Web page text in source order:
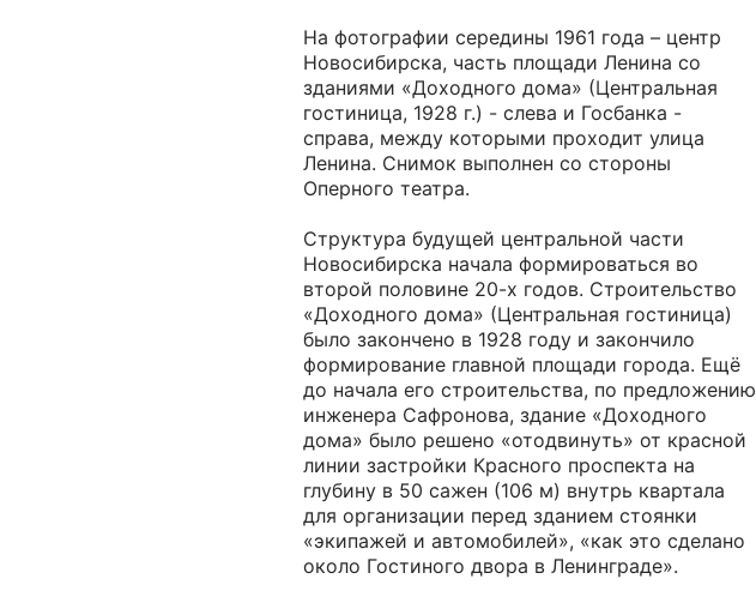
На фотографии середины 1961 года – центр
Новосибирска, часть площади Ленина со
зданиями «Доходного дома» (Центральная
гостиница, 1928 г.) - слева и Госбанка -
справа, между которыми проходит улица
Ленина. Снимок выполнен со стороны
Оперного театра.
Структура будущей центральной части
Новосибирска начала формироваться во
второй половине 20-х годов. Строительство
«Доходного дома» (Центральная гостиница)
было закончено в 1928 году и закончило
формирование главной площади города. Ещё
до начала его строительства, по предложению
инженера Сафронова, здание «Доходного
дома» было решено «отодвинуть» от красной
линии застройки Красного проспекта на
глубину в 50 сажен (106 м) внутрь квартала
для организации перед зданием стоянки
«экипажей и автомобилей», «как это сделано
около Гостиного двора в Ленинграде».